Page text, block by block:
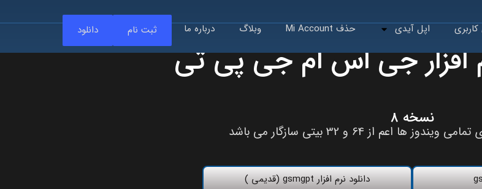
دانلود ثبت نام اپل آیدی حذف Mi Account وبلاگ درباره ما
افزار جی اس ام جی پی تی
نسخه 8
ها اعم از 64 و 32 بیتی سازگار می باشد
دانلود نرم افزار gsmgpt (قدیمی )